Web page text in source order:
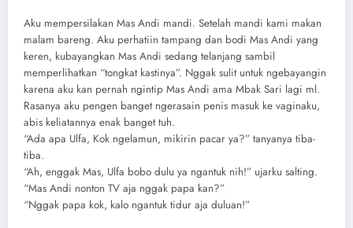
Aku mempersilakan Mas Andi mandi. Setelah mandi kami makan
malam bareng. Aku perhatiin tampang dan bodi Mas Andi yang
keren, kubayangkan Mas Andi sedang telanjang sambil
memperlihatkan “tongkat kastinya”. Nggak sulit untuk ngebayangin
karena aku kan pernah ngintip Mas Andi ama Mbak Sari lagi ml.
Rasanya aku pengen banget ngerasain penis masuk ke vaginaku,
abis keliatannya enak banget tuh.
“Ada apa Ulfa, Kok ngelamun, mikirin pacar ya?” tanyanya tiba-
tiba.
“Ah, enggak Mas, Ulfa bobo dulu ya ngantuk nih!” ujarku salting.
“Mas Andi nonton TV aja nggak papa kan?”
“Nggak papa kok, kalo ngantuk tidur aja duluan!”